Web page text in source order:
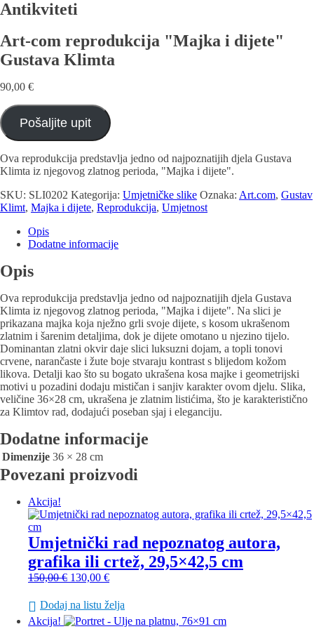
Antikviteti
Art-com reprodukcija "Majka i dijete"
Gustava Klimta
90,00 €
Pošaljite upit
Ova reprodukcija predstavlja jedno od najpoznatijih djela Gustava
Klimta iz njegovog zlatnog perioda, "Majka i dijete".
SKU: SLI0202 Kategorija: Umjetničke slike Oznaka: Art.com, Gustav
Klimt, Majka i dijete, Reprodukcija, Umjetnost
Opis
Dodatne informacije
Opis
Ova reprodukcija predstavlja jedno od najpoznatijih djela Gustava
Klimta iz njegovog zlatnog perioda, "Majka i dijete". Na slici je
prikazana majka koja nježno grli svoje dijete, s kosom ukrašenom
zlatnim i šarenim detaljima, dok je dijete omotano u njezino tijelo.
Dominantan zlatni okvir daje slici luksuzni dojam, a topli tonovi
crvene, narančaste i žute boje stvaraju kontrast s blijedom kožom
likova. Detalji kao što su bogato ukrašena kosa majke i geometrijski
motivi u pozadini dodaju mističan i sanjiv karakter ovom djelu. Slika,
veličine 36×28 cm, ukrašena je zlatnim listićima, što je karakteristično
za Klimtov rad, dodajući poseban sjaj i eleganciju.
Dodatne informacije
Dimenzije 36 × 28 cm
Povezani proizvodi
Akcija!
Umjetnički rad nepoznatog autora,
grafika ili crtež, 29,5×42,5 cm
150,00€ Izvorna
bila
je:
130,00 €Trenutna
je:
130,00 €.
Dodaj na listu želja
Akcija!